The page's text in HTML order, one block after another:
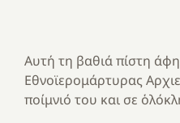
Αυτή τη βαθιά πίστη
Εθνοϊερομάρτυρας
ποίμνιό του και σε